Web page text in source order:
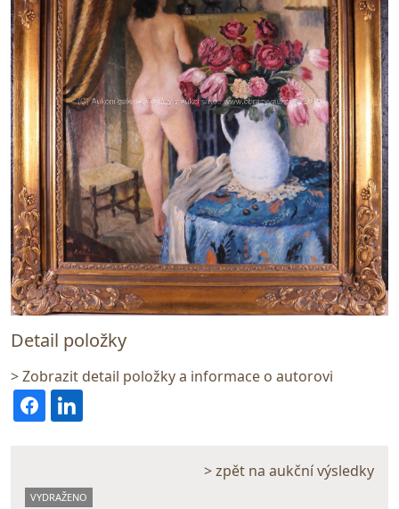
Detail položky
> Zobrazit detail položky a informace o autorovi
> zpět na aukční výsledky
VYDRAŽENO